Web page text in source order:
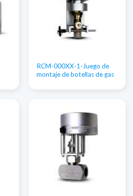
RCM-000XX-1-Juego de
montaje de botellas de gas